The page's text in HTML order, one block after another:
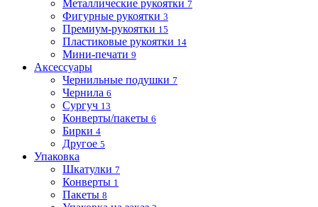
Металлические рукоятки 7
Фигурные рукоятки 3
Премиум-рукоятки 15
Пластиковые рукоятки 14
Мини-печати 9
Аксессуары
Чернильные подушки 7
Чернила 6
Сургуч 13
Конверты/пакеты 6
Бирки 4
Другое 5
Упаковка
Шкатулки 7
Конверты 1
Пакеты 8